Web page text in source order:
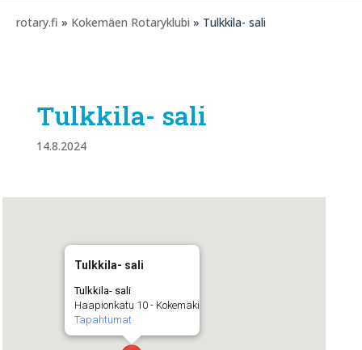
rotary.fi » Kokemäen Rotaryklubi » Tulkkila- sali
Tulkkila- sali
14.8.2024
Tulkkila- sali
Tulkkila- sali
Haapionkatu 10 - Kokemäki
Tapahtumat